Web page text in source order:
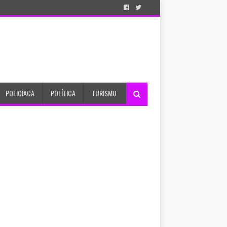
POLICIACA POLÍTICA TURISMO